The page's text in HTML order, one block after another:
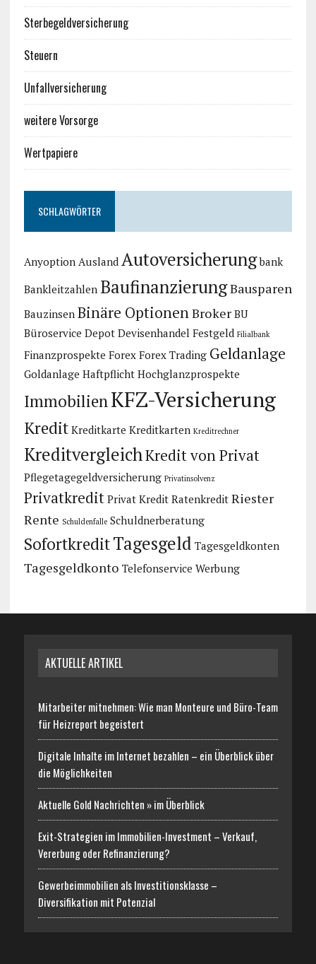
Sterbegeldversicherung
Steuern
Unfallversicherung
weitere Vorsorge
Wertpapiere
SCHLAGWÖRTER
Anyoption Ausland Autoversicherung bank
Bankleitzahlen BaufinanzierungBausparen
Bauzinsen Binäre OptionenBroker BU
Büroservice Depot Devisenhandel Festgeld Filialbank
Finanzprospekte Forex Forex Trading Geldanlage
Goldanlage Haftpflicht Hochglanzprospekte
ImmobilienKFZ-Versicherung
Kredit Kreditkarte Kreditkarten Kreditrechner
KreditvergleichKredit von Privat
Pflegetagegeldversicherung Privatinsolvenz
Privatkredit Privat Kredit Ratenkredit Riester
Rente Schuldenfalle Schuldnerberatung
SofortkreditTagesgeld Tagesgeldkonten
Tagesgeldkonto Telefonservice Werbung
AKTUELLE ARTIKEL
Mitarbeiter mitnehmen: Wie man Monteure und Büro-Team
für Heizreport begeistert
Digitale Inhalte im Internet bezahlen – ein Überblick über
die Möglichkeiten
Aktuelle Gold Nachrichten » im Überblick
Exit-Strategien im Immobilien-Investment – Verkauf,
Vererbung oder Refinanzierung?
Gewerbeimmobilien als Investitionsklasse –
Diversifikation mit Potenzial